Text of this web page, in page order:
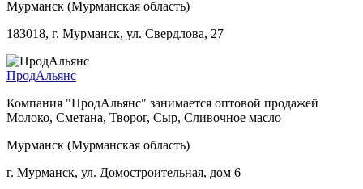
Мурманск (Мурманская область)
183018, г. Мурманск, ул. Свердлова, 27
ПродАльянс
Компания "ПродАльянс" занимается оптовой продажей
Молоко, Сметана, Творог, Сыр, Сливочное масло
Мурманск (Мурманская область)
г. Мурманск, ул. Домостроительная, дом 6